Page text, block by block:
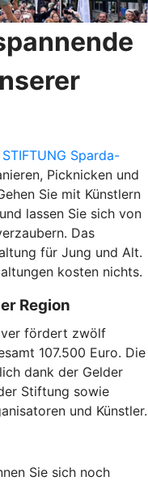
STIFTUNG Sparda-
Picknicken und
Sie mit Künstlern
lassen Sie sich von
Das
für Jung und Alt.
kosten nichts.
Region
fördert zwölf
107.500 Euro. Die
dank der Gelder
Stiftung sowie
und Künstler.
Sie sich noch